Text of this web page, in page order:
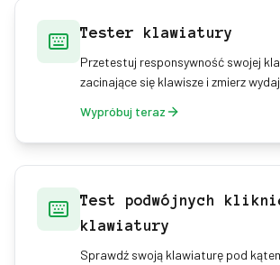
Tester klawiatury
Przetestuj responsywność swojej
zacinające się klawisze i zmierz
Wypróbuj teraz
Test podwójnych
klawiatury
Sprawdź swoją klawiaturę pod